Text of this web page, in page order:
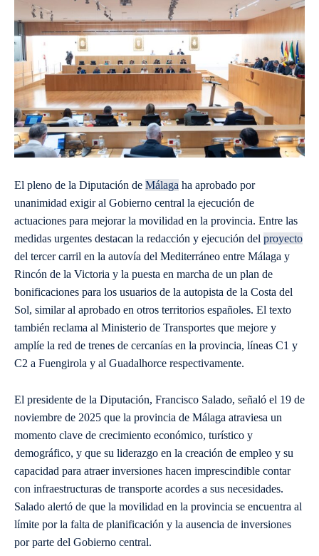
El pleno de la Diputación de Málaga ha aprobado por
unanimidad exigir al Gobierno central la ejecución de
actuaciones para mejorar la movilidad en la provincia. Entre las
medidas urgentes destacan la redacción y ejecución del proyecto
del tercer carril en la autovía del Mediterráneo entre Málaga y
Rincón de la Victoria y la puesta en marcha de un plan de
bonificaciones para los usuarios de la autopista de la Costa del
Sol, similar al aprobado en otros territorios españoles. El texto
también reclama al Ministerio de Transportes que mejore y
amplíe la red de trenes de cercanías en la provincia, líneas C1 y
C2 a Fuengirola y al Guadalhorce respectivamente.
El presidente de la Diputación, Francisco Salado, señaló el 19 de
noviembre de 2025 que la provincia de Málaga atraviesa un
momento clave de crecimiento económico, turístico y
demográfico, y que su liderazgo en la creación de empleo y su
capacidad para atraer inversiones hacen imprescindible contar
con infraestructuras de transporte acordes a sus necesidades.
Salado alertó de que la movilidad en la provincia se encuentra al
límite por la falta de planificación y la ausencia de inversiones
por parte del Gobierno central.